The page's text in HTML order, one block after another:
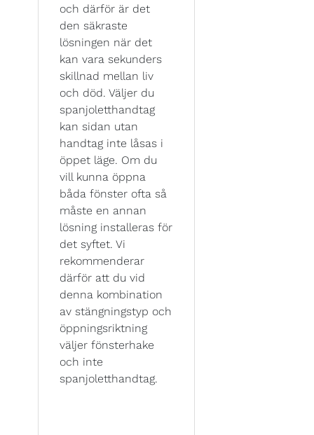
och därför är det
den säkraste
lösningen när det
kan vara sekunders
skillnad mellan liv
och död. Väljer du
spanjoletthandtag
kan sidan utan
handtag inte låsas i
öppet läge. Om du
vill kunna öppna
båda fönster ofta så
måste en annan
lösning installeras för
det syftet. Vi
rekommenderar
därför att du vid
denna kombination
av stängningstyp och
öppningsriktning
väljer fönsterhake
och inte
spanjoletthandtag.